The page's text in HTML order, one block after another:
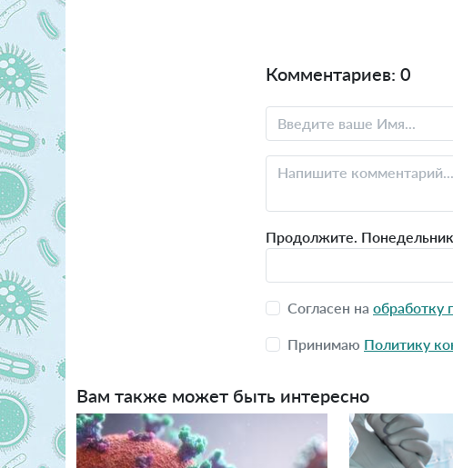
Комментариев: 0
Продолжите.
Согласен на обработку
Принимаю Политику
Вам также может быть интересно